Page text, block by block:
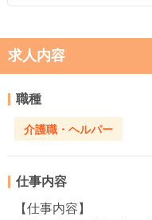
求人内容
職種
介護職・ヘルパー
仕事内容
【仕事内容】